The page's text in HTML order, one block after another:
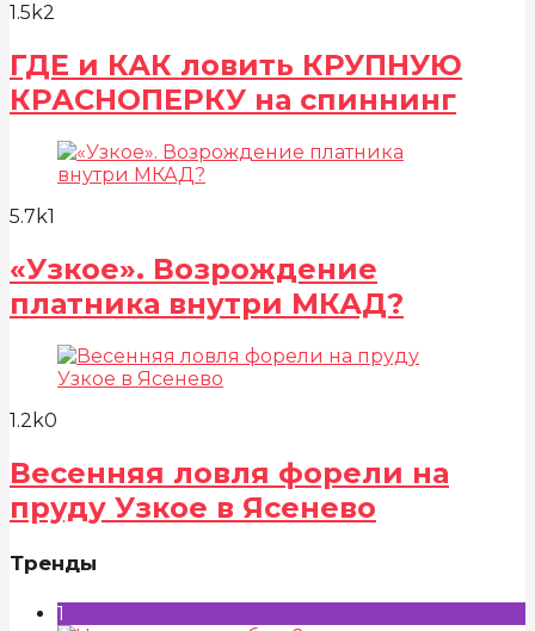
1.5k2
ГДЕ и КАК ловить КРУПНУЮ
КРАСНОПЕРКУ на спиннинг
5.7k1
«Узкое». Возрождение
платника внутри МКАД?
1.2k0
Весенняя ловля форели на
пруду Узкое в Ясенево
Тренды
1